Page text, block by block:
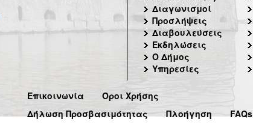
Διαγωνισμοί
Προσλήψεις
Διαβουλεύσεις
Εκδηλώσεις
Ο Δήμος
Υπηρεσίες
Επικοινωνία
Όροι Χρήσης
Δήλωση Προσβασιμότητας
Πλοήγηση FAQs